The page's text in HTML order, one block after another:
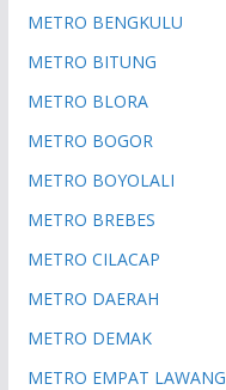
METRO BENGKULU
METRO BITUNG
METRO BLORA
METRO BOGOR
METRO BOYOLALI
METRO BREBES
METRO CILACAP
METRO DAERAH
METRO DEMAK
METRO EMPAT LAWANG